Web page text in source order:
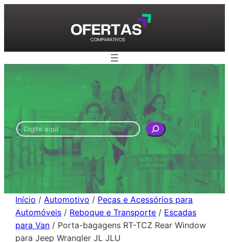
conteúdo
Pesquisar
Início /Automotivo / Peças e Acessórios para
Automóveis / Reboque e Transporte / Escadas
para Van / Porta-bagagens RT-TCZ Rear Window
para Jeep Wrangler JL JLU